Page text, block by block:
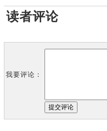
读者评论
我要评论：